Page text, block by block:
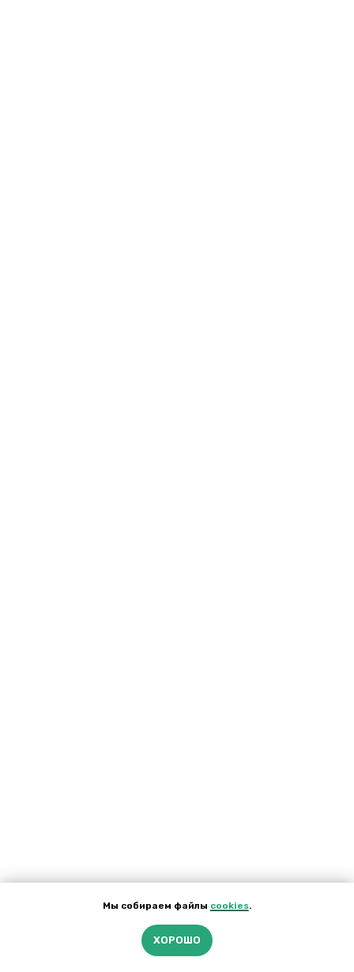
Мы собираем файлы сookies.
ХОРОШО